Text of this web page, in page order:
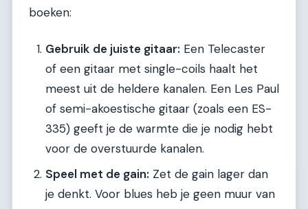
boeken:
Gebruik de juiste gitaar: Een Telecaster
of een gitaar met single-coils haalt het
meest uit de heldere kanalen. Een Les Paul
of semi-akoestische gitaar (zoals een ES-
335) geeft je de warmte die je nodig hebt
voor de overstuurde kanalen.
Speel met de gain: Zet de gain lager dan
je denkt. Voor blues heb je geen muur van